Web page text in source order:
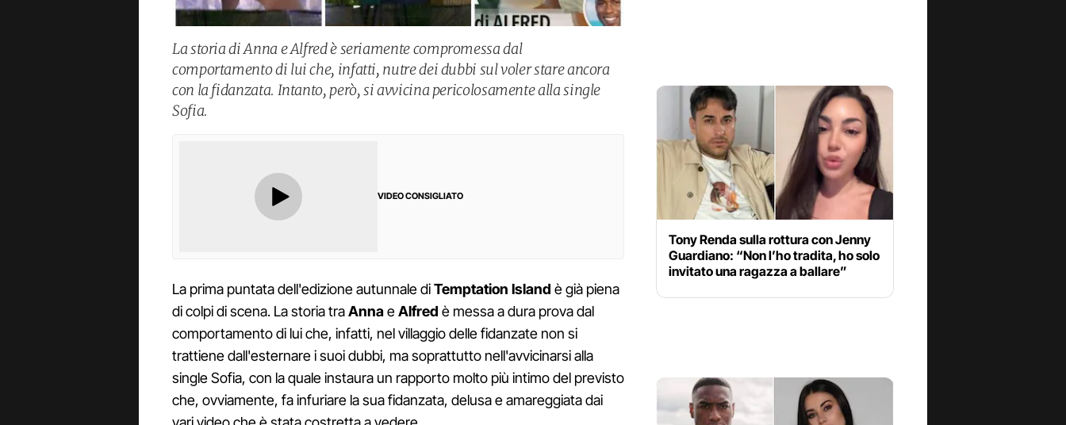
La storia di Anna e Alfred è seriamente compromessa dal
comportamento di lui che, infatti, nutre dei dubbi sul voler stare ancora
con la fidanzata. Intanto, però, si avvicina pericolosamente alla single
Sofia.
VIDEO CONSIGLIATO
La prima puntata dell'edizione autunnale diTemptation Island è già piena
di colpi di scena. La storia traAnnaeAlfred è messa a dura prova dal
comportamento di lui che, infatti, nel villaggio delle fidanzate non si
trattiene dall'esternare i suoi dubbi, ma soprattutto nell'avvicinarsi alla
single Sofia, con la quale instaura un rapporto molto più intimo del previsto
che, ovviamente, fa infuriare la sua fidanzata, delusa e amareggiata dai
Tony Renda sulla rottura con Jenny
Guardiano: “Non l’ho tradita, ho solo
invitato una ragazza a ballare”